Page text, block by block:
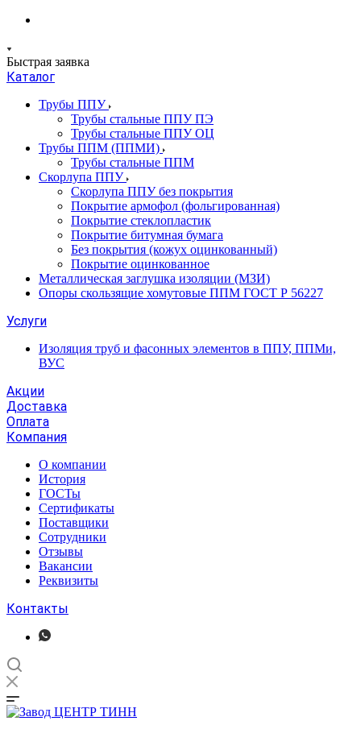
Быстрая заявка
Каталог
Трубы ППУ
Трубы стальные ППУ ПЭ
Трубы стальные ППУ ОЦ
Трубы ППМ (ППМИ)
Трубы стальные ППМ
Скорлупа ППУ
Скорлупа ППУ без покрытия
Покрытие армофол (фольгированная)
Покрытие стеклопластик
Покрытие битумная бумага
Без покрытия (кожух оцинкованный)
Покрытие оцинкованное
Металлическая заглушка изоляции (МЗИ)
Опоры скользящие хомутовые ППМ ГОСТ Р 56227
Услуги
Изоляция труб и фасонных элементов в ППУ, ППМи,
ВУС
Акции
Доставка
Оплата
Компания
О компании
История
ГОСТы
Сертификаты
Поставщики
Сотрудники
Отзывы
Вакансии
Реквизиты
Контакты